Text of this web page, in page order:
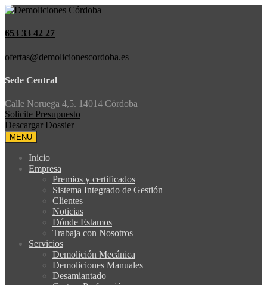
653 33 42 27
ofertas@demolicionescordoba.es
Sede Central
Calle Noruega 4,5. 14014 Córdoba
Solicite Presupuesto
Descargar Dossier
MENU
Inicio
Empresa
Premios y certificados
Sistema Integrado de Gestión
Clientes
Noticias
Dónde Estamos
Trabaja con Nosotros
Servicios
Demolición Mecánica
Demoliciones Manuales
Desamiantado